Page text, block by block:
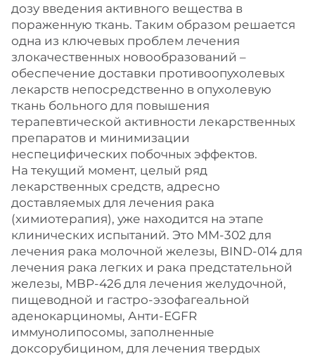
дозу введения активного вещества в
пораженную ткань. Таким образом решается
одна из ключевых проблем лечения
злокачественных новообразований –
обеспечение доставки противоопухолевых
лекарств непосредственно в опухолевую
ткань больного для повышения
терапевтической активности лекарственных
препаратов и минимизации
неспецифических побочных эффектов.
На текущий момент, целый ряд
лекарственных средств, адресно
доставляемых для лечения рака
(химиотерапия), уже находится на этапе
клинических испытаний. Это MM-302 для
лечения рака молочной железы, BIND‑014 для
лечения рака легких и рака предстательной
железы, MBP-426 для лечения желудочной,
пищеводной и гастро-эзофагеальной
аденокарциномы, Анти-EGFR
иммунолипосомы, заполненные
доксорубицином, для лечения твердых